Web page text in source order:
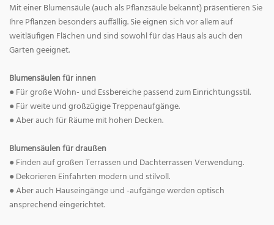
Mit einer Blumensäule (auch als Pflanzsäule bekannt) präsentieren Sie
Ihre Pflanzen besonders auffällig. Sie eignen sich vor allem auf
weitläufigen Flächen und sind sowohl für das Haus als auch den
Garten geeignet.
Blumensäulen für innen
● Für große Wohn- und Essbereiche passend zum Einrichtungsstil.
● Für weite und großzügige Treppenaufgänge.
● Aber auch für Räume mit hohen Decken.
Blumensäulen für draußen
● Finden auf großen Terrassen und Dachterrassen Verwendung.
● Dekorieren Einfahrten modern und stilvoll.
● Aber auch Hauseingänge und -aufgänge werden optisch
ansprechend eingerichtet.